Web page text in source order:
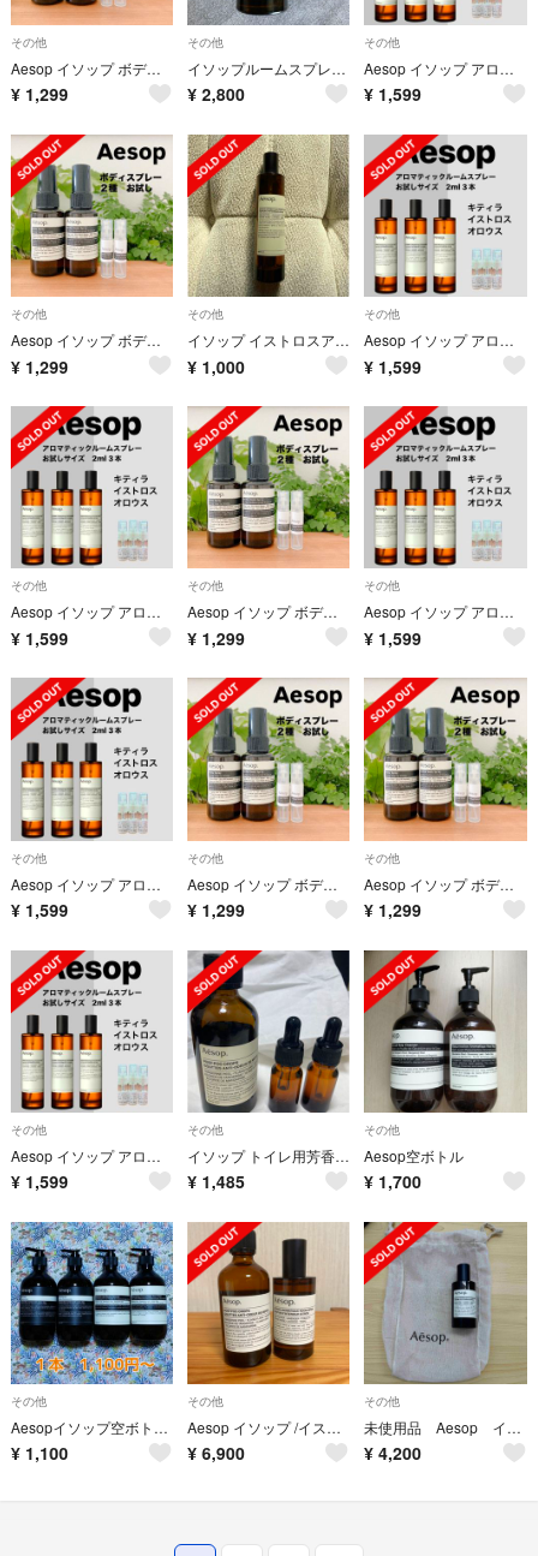
その他
Aesop イソップ ボディスプレー 2ml 2種セット お試し
¥ 1,299
その他
イソップルームスプレー50ml/ポストプードロップス100ml
¥ 2,800
その他
Aesop イソップ アロマティックルームスプレー 2ml 3種セット
¥ 1,599
その他
Aesop イソップ ボディスプレー 2ml 2種セット お試し
¥ 1,299
その他
イソップ イストロスアロマティックルームスプレー
¥ 1,000
その他
Aesop イソップ アロマティックルームスプレー 2ml 3種セット
¥ 1,599
その他
Aesop イソップ アロマティックルームスプレー 2ml 3種セット
¥ 1,599
その他
Aesop イソップ ボディスプレー 2ml 2種セット お試し
¥ 1,299
その他
Aesop イソップ アロマティックルームスプレー 2ml 3種セット
¥ 1,599
その他
Aesop イソップ アロマティックルームスプレー 2ml 3種セット
¥ 1,599
その他
Aesop イソップ ボディスプレー 2ml 2種セット お試し
¥ 1,299
その他
Aesop イソップ ボディスプレー 2ml 2種セット お試し
¥ 1,299
その他
Aesop イソップ アロマティックルームスプレー 2ml 3種セット
¥ 1,599
その他
イソップ トイレ用芳香剤 お試し携帯用10ml 2本
¥ 1,485
その他
Aesop空ボトル
¥ 1,700
その他
Aesopイソップ空ボトル 各1本1,100円〜
¥ 1,100
その他
Aesop イソップ /イストロス ルームスプレー & ポストプードロップス
¥ 6,900
その他
未使用品 Aesop イソップ イストロス アロマティック ルームスプレー 50
¥ 4,200